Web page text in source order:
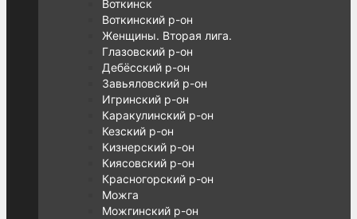
Воткинск
Воткинский р-он
Женщины. Вторая лига.
Глазовский р-он
Дебёсский р-он
Завьяловский р-он
Игринский р-он
Каракулинский р-он
Кезский р-он
Кизнерский р-он
Киясовский р-он
Красногорский р-он
Можга
Можгинский р-он